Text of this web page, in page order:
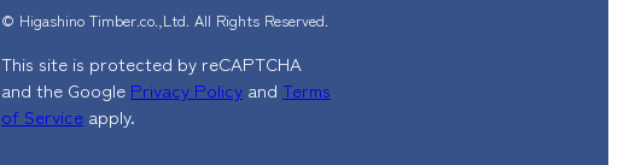
© Higashino Timber.co.,Ltd. All Rights Reserved.
This site is protected by reCAPTCHA
and the Google Privacy Policy and Terms
of Service apply.